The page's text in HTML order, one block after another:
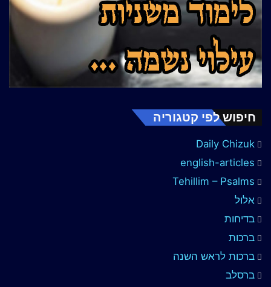
חיפוש לפי קטגוריה
Daily Chizuk
english-articles
Tehillim – Psalms
אלול
בדיחות
ברכות
ברכות לראש השנה
ברסלב